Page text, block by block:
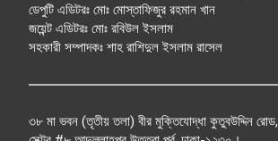
ডেপুটি এডিটরঃ মোঃ মোস্তাফিজুর রহমান খান
জয়েন্ট এডিটরঃ মোঃ রবিউল ইসলাম
সহকারী সম্পাদকঃ শাহ রাশিদুল ইসলাম রাসেল
৩৮ মা ভবন (তৃতীয় তলা) বীর মুক্তিযোদ্ধা কুতুবউদ্দিন রোড,